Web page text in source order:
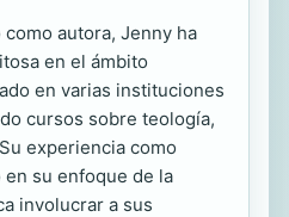
autora, Jenny ha
en el ámbito
en varias instituciones
cursos sobre teología,
experiencia como
su enfoque de la
involucrar a sus